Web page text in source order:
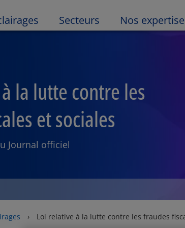
Secteurs Nos
la lutte contre les
et sociales
Journal officiel
› Loi relative à la lutte contre les fraudes